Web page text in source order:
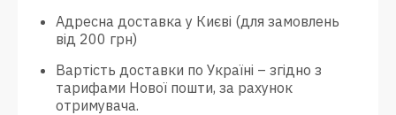
Адресна доставка у Києві (для замовлень
від 200 грн)
Вартість доставки по Україні – згідно з
тарифами Нової пошти, за рахунок
отримувача.